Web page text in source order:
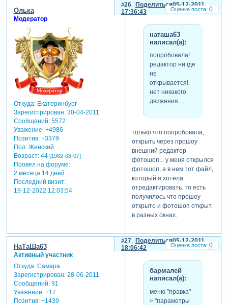
Поделиться
26
05-12-2011
17:36:43
Олька
Модератор
Откуда:Екатеринбург
Зарегистрирован: 30-04-2011
Сообщений:5572
Уважение: +4986
Позитив: +3379
Пол:Женский
Возраст:44 [1982-08-07]
Провел на форуме:
2 месяца 14 дней
Последний визит:
19-12-2022 12:03:54
наташа63
написал(а):
попробовала!
редактор ни где
не
открывается!
нет никакого
движения.....
только что попробовала,
открыть через прошоу
внешний редактор
фотошоп... у меня открылся
фотошоп, а в нем тот файл,
который я хотела
отредактировать. то есть
получилось что прошоу
открыто и фотошоп открыт,
в разных окнах.
0
Поделиться
27
05-12-2011
18:06:42
НаТаШа63
Активный участник
Откуда:Самара
Зарегистрирован: 28-06-2011
Сообщений:91
Уважение: +17
Позитив: +1439
бармалей
написал(а):
меню "правка" -
> "параметры
0